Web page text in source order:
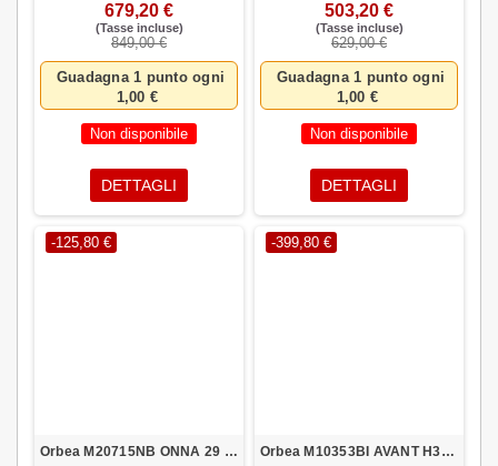
679,20 €
(Tasse incluse)
849,00 €
Guadagna 1 punto ogni
1,00 €
Non disponibile
DETTAGLI
503,20 €
(Tasse incluse)
629,00 €
Guadagna 1 punto ogni
1,00 €
Non disponibile
DETTAGLI
-125,80 €
Orbea M20715NB ONNA 29 50 S AZV-BLA
-399,80 €
Orbea M10353BI AVANT H30-D 53 GRF 2022